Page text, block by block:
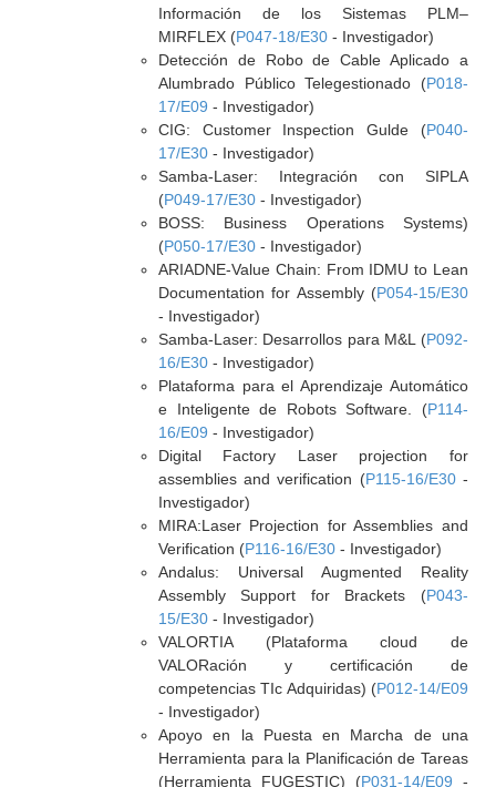
Información de los Sistemas PLM–
MIRFLEX (P047-18/E30- Investigador)
Detección de Robo de Cable Aplicado a
Alumbrado Público Telegestionado (P018-
17/E09 - Investigador)
CIG: Customer Inspection Gulde (P040-
17/E30- Investigador)
Samba-Laser: Integración con SIPLA
(P049-17/E30- Investigador)
BOSS: Business Operations Systems)
(P050-17/E30- Investigador)
ARIADNE-Value Chain: From IDMU to Lean
Documentation for Assembly (P054-15/E30
- Investigador)
Samba-Laser: Desarrollos para M&L (P092-
16/E30- Investigador)
Plataforma para el Aprendizaje Automático
e Inteligente de Robots Software. (P114-
16/E09 - Investigador)
Digital Factory Laser projection for
assemblies and verification (P115-16/E30-
Investigador)
MIRA:Laser Projection for Assemblies and
Verification (P116-16/E30- Investigador)
Andalus: Universal Augmented Reality
Assembly Support for Brackets (P043-
15/E30- Investigador)
VALORTIA (Plataforma cloud de
VALORación y certificación de
competencias TIc Adquiridas) (P012-14/E09
- Investigador)
Apoyo en la Puesta en Marcha de una
Herramienta para la Planificación de Tareas
(Herramienta FUGESTIC) (P031-14/E09 -